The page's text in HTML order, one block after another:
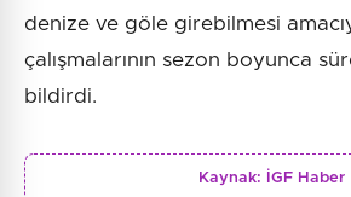
denize ve göle girebilmesi
çalışmalarının sezon boyunca
bildirdi.
Kaynak: İGF Haber